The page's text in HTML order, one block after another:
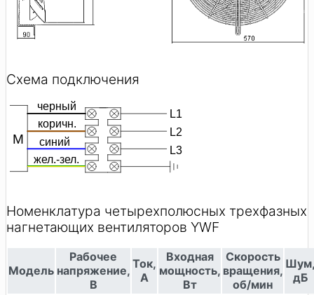
Схема подключения
Номенклатура четырехполюсных трехфазных
нагнетающих вентиляторов YWF
Модель
Рабочее
напряжение,
В
Ток,
А
Входная
мощность,
Вт
Скорость
вращения,
об/мин
дБ